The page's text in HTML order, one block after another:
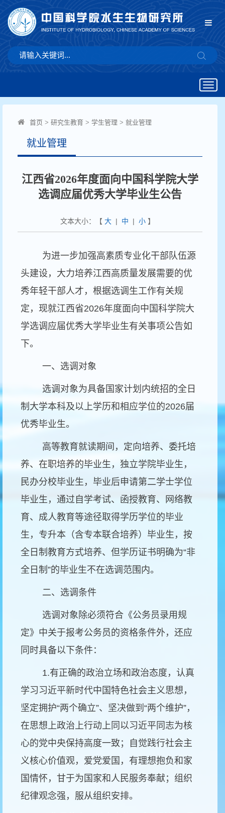
首页 > 研究生教育 > 学生管理 > 就业管理
就业管理
江西省2026年度面向中国科学院大学
选调应届优秀大学毕业生公告
文本大小：【 大| 中 | 小】
为进一步加强高素质专业化干部队伍源
头建设，大力培养江西高质量发展需要的优
秀年轻干部人才，根据选调生工作有关规
定，现就江西省2026年度面向中国科学院大
学选调应届优秀大学毕业生有关事项公告如
下。
一、选调对象
选调对象为具备国家计划内统招的全日
制大学本科及以上学历和相应学位的2026届
优秀毕业生。
高等教育就读期间，定向培养、委托培
养、在职培养的毕业生，独立学院毕业生，
民办分校毕业生，毕业后申请第二学士学位
毕业生，通过自学考试、函授教育、网络教
育、成人教育等途径取得学历学位的毕业
生，专升本（含专本联合培养）毕业生，按
全日制教育方式培养、但学历证书明确为“非
全日制”的毕业生不在选调范围内。
二、选调条件
选调对象除必须符合《公务员录用规
定》中关于报考公务员的资格条件外，还应
同时具备以下条件：
1.有正确的政治立场和政治态度，认真
学习习近平新时代中国特色社会主义思想，
坚定拥护“两个确立”、坚决做到“两个维护”，
在思想上政治上行动上同以习近平同志为核
心的党中央保持高度一致；自觉践行社会主
义核心价值观，爱党爱国，有理想抱负和家
国情怀，甘于为国家和人民服务奉献；组织
纪律观念强，服从组织安排。